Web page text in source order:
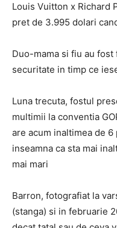
Louis Vuitton x Richard
pret de 3.995 dolari
Duo-mama si fiu au
securitate in timp ce
Luna trecuta, fostul
multimii la conventia
are acum inaltimea de
inseamna ca sta mai
mai mari
Barron, fotografiat la
(stanga) si in februarie